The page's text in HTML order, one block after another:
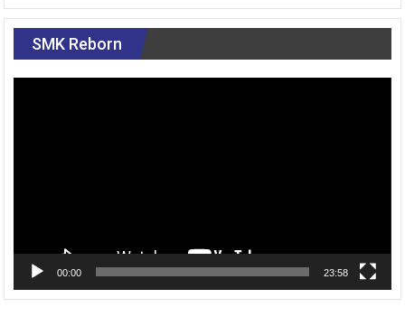
SMK Reborn
00:00 23:58